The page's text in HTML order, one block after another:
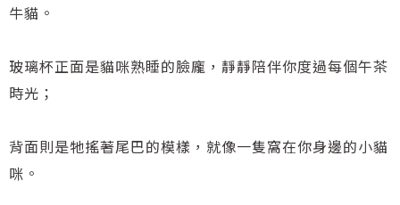
牛貓。
玻璃杯正面是貓咪熟睡的臉龐，靜靜陪伴你度過每個午茶
時光；
背面則是牠搖著尾巴的模樣，就像一隻窩在你身邊的小貓
咪。